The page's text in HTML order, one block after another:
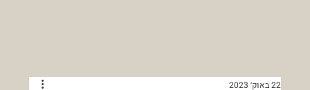
22 באוק׳ 2023